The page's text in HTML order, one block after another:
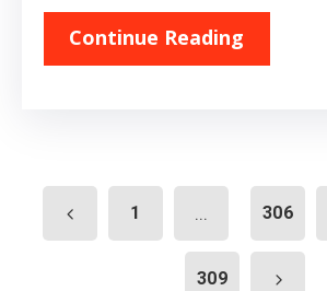
Continue Reading
1 ... 306
309